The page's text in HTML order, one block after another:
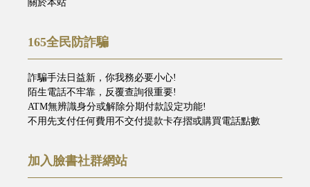
關於本站
165全民防詐騙
詐騙手法日益新，你我務必要小心!
陌生電話不牢靠，反覆查詢很重要!
ATM無辨識身分或解除分期付款設定功能!
不用先支付任何費用不交付提款卡存摺或購買電話點數
加入臉書社群網站